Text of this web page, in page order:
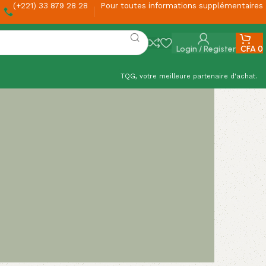
(+221) 33 879 28 28 Pour toutes informations supplémentaires
Login / Register CFA0
TQG, votre meilleure partenaire d'achat.